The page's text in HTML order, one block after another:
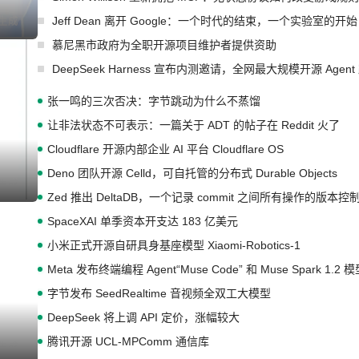
成
Jeff Dean 离开 Google：一个时代的结束，一个实验室的开始
慕尼黑市政府为全职开源项目维护者提供资助
DeepSeek Harness 宣布内测邀请，全网最大规模开源 Agent
张一鸣的三次否决：字节跳动为什么不蒸馏
让非法状态不可表示：一篇关于 ADT 的帖子在 Reddit 火了
Cloudflare 开源内部企业 AI 平台 Cloudflare OS
Deno 团队开源 Celld，可自托管的分布式 Durable Objects
Zed 推出 DeltaDB，一个记录 commit 之间所有操作的版本控
SpaceXAI 单季资本开支达 183 亿美元
小米正式开源自研具身基座模型 Xiaomi-Robotics-1
Meta 发布终端编程 Agent“Muse Code” 和 Muse Spark 1.2 模
字节发布 SeedRealtime 音视频全双工大模型
DeepSeek 将上调 API 定价，涨幅较大
腾讯开源 UCL-MPComm 通信库